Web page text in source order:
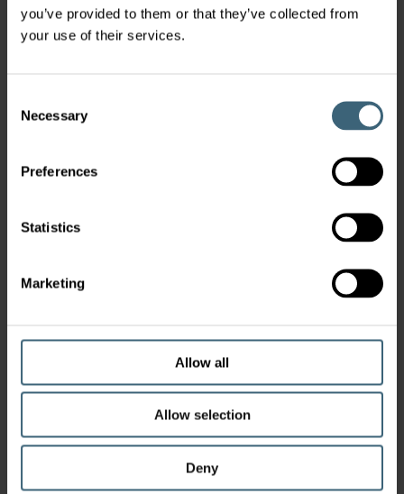
you’ve provided to them or that they’ve collected from
your use of their services.
Selection
Necessary
Preferences
Statistics
Marketing
Allow all
Allow selection
Deny
Termékek
CAIRplus LÉGKEZELŐ BERENDEZÉS